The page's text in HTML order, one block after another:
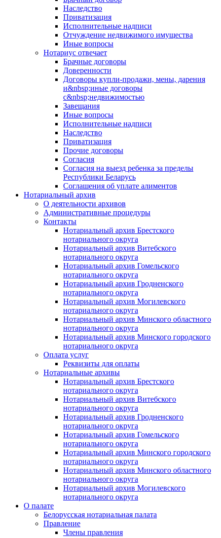
Наследство
Приватизация
Исполнительные надписи
Отчуждение недвижимого имущества
Иные вопросы
Нотариус отвечает
Брачные договоры
Доверенности
Договоры купли-продажи, мены, дарения
и&nbsp;иные договоры
с&nbsp;недвижимостью
Завещания
Иные вопросы
Исполнительные надписи
Наследство
Приватизация
Прочие договоры
Согласия
Согласия на выезд ребенка за пределы
Республики Беларусь
Соглашения об уплате алиментов
Нотариальный архив
О деятельности архивов
Административные процедуры
Контакты
Нотариальный архив Брестского
нотариального округа
Нотариальный архив Витебского
нотариального округа
Нотариальный архив Гомельского
нотариального округа
Нотариальный архив Гродненского
нотариального округа
Нотариальный архив Могилевского
нотариального округа
Нотариальный архив Минского областного
нотариального округа
Нотариальный архив Минского городского
нотариального округа
Оплата услуг
Реквизиты для оплаты
Нотариальные архивы
Нотариальный архив Брестского
нотариального округа
Нотариальный архив Витебского
нотариального округа
Нотариальный архив Гродненского
нотариального округа
Нотариальный архив Гомельского
нотариального округа
Нотариальный архив Минского городского
нотариального округа
Нотариальный архив Минского областного
нотариального округа
Нотариальный архив Могилевского
нотариального округа
О палате
Белорусская нотариальная палата
Правление
Члены правления